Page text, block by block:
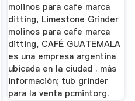
molinos para cafe marca
ditting, Limestone Grinder
molinos para cafe marca
ditting, CAFÉ GUATEMALA
es una empresa argentina
ubicada en la ciudad . más
información; tub grinder
para la venta pcmintorg.